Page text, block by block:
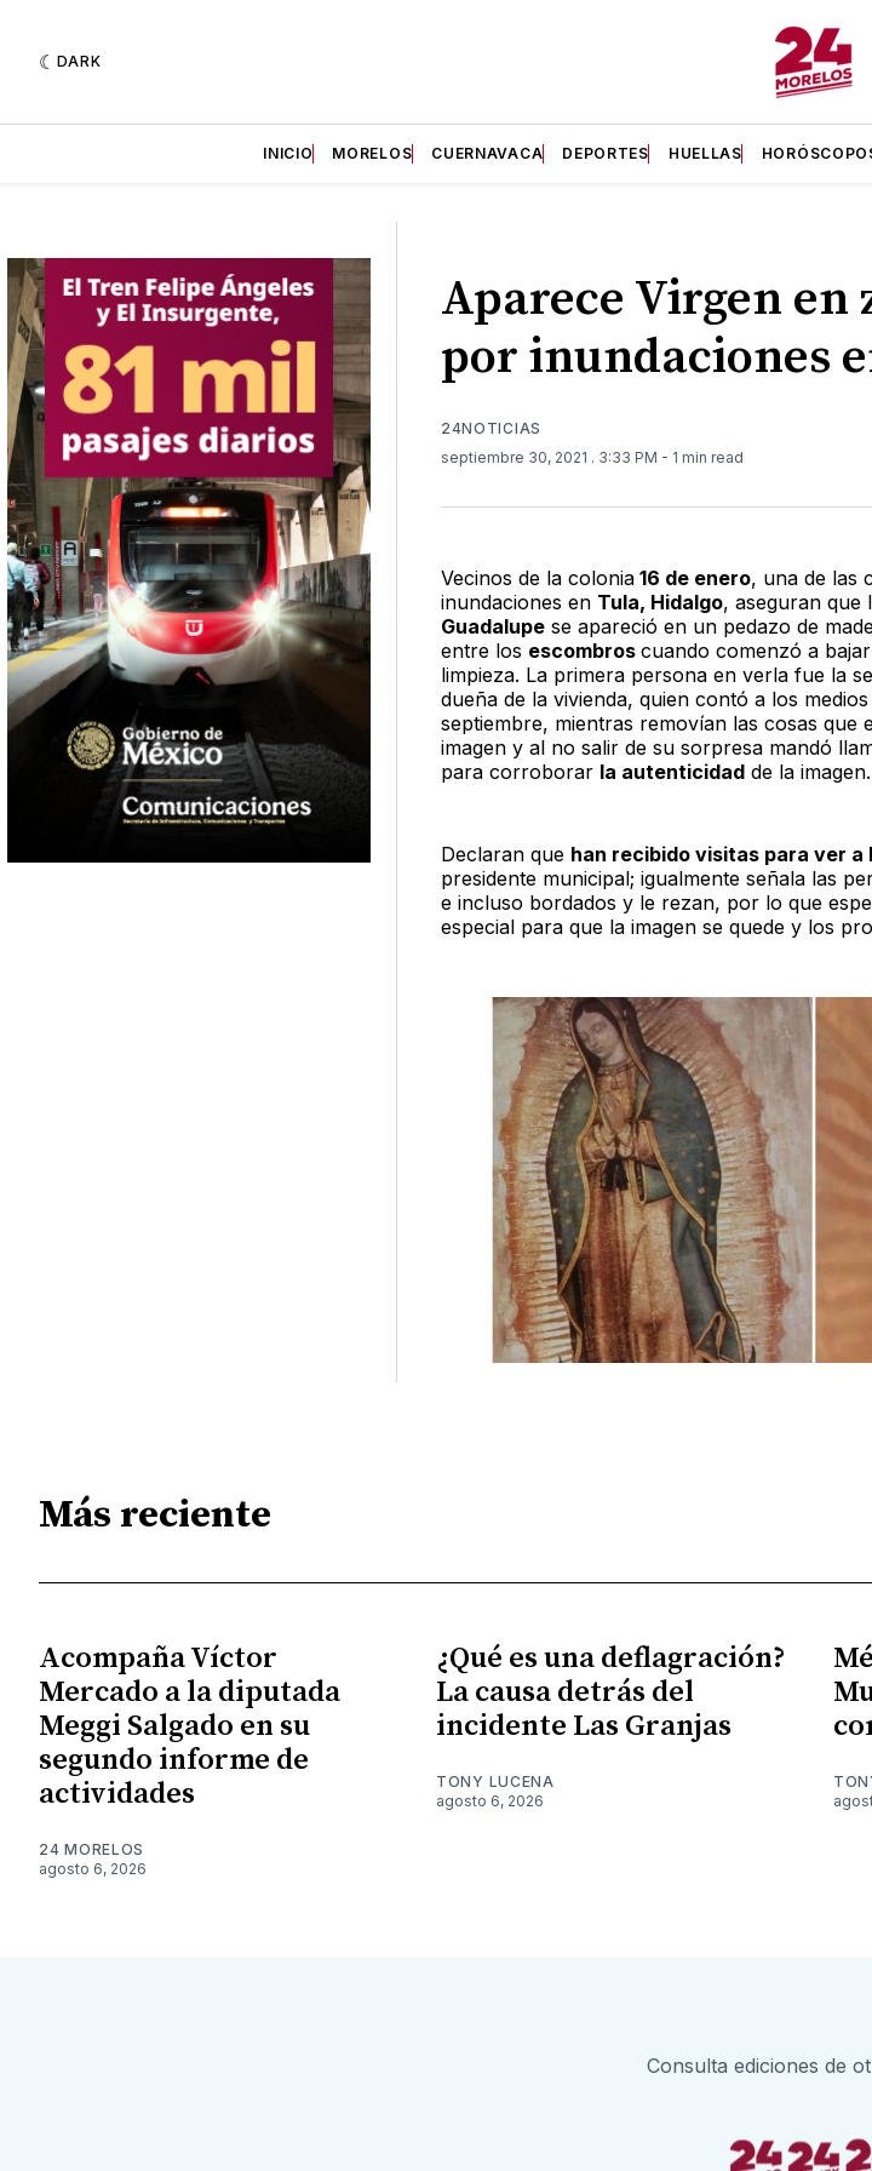
DARK
INICIO MORELOS CUERNAVACA DEPORTES HUELLAS
Aparece Virgen en
por inundaciones
24NOTICIAS
septiembre 30, 2021 . 3:33 PM - 1 min read
Vecinos de la colonia16 de enero, una de las
inundaciones en Tula, Hidalgo, aseguran que
Guadalupese apareció en un pedazo de
entre los escombros cuando comenzó a
limpieza. La primera persona en verla fue la
dueña de la vivienda, quien contó a los
septiembre, mientras removían las cosas que
imagen y al no salir de su sorpresa mandó
para corroborar la autenticidadde la imagen.
Declaran que han recibido visitas para ver a
presidente municipal; igualmente señala las
e incluso bordados y le rezan, por lo que
especial para que la imagen se quede y los
Más reciente
Acompaña Víctor
Mercado a la diputada
Meggi Salgado en su
segundo informe de
actividades
24 MORELOS
agosto 6, 2026
¿Qué es una deflagración?
La causa detrás del
incidente Las Granjas
TONY LUCENA
agosto 6, 2026
Consulta ediciones de